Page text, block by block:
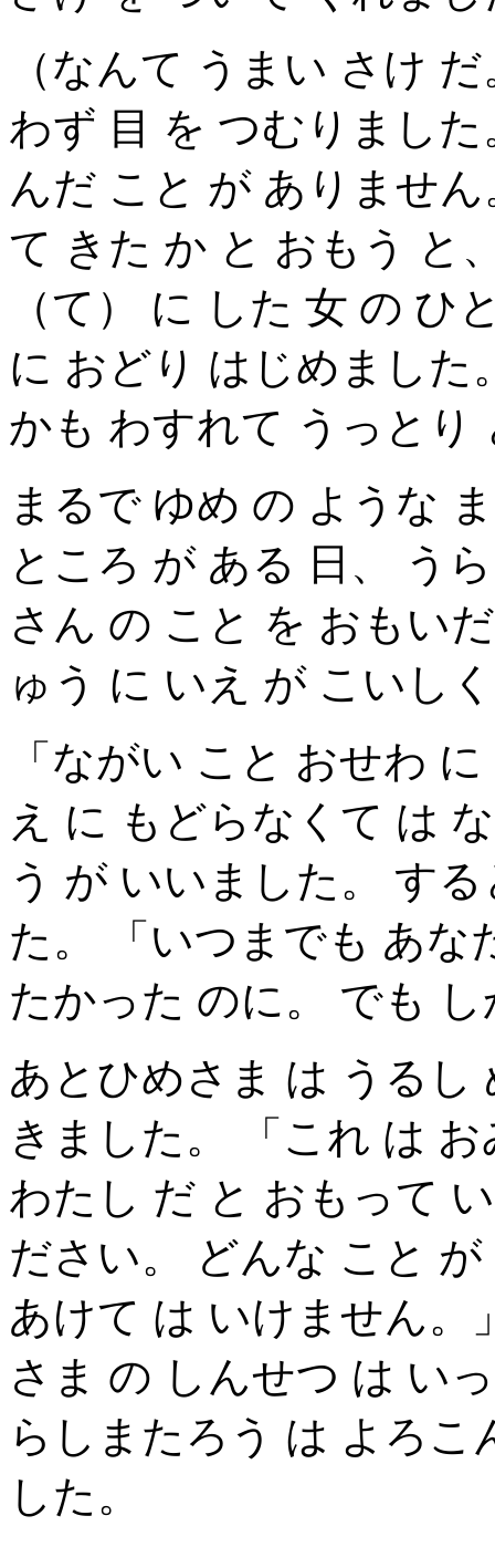
（なんて うまい さけ
わず 目 を つむりまし
んだ こと が ありませ
て きた か と おもう と
（て） に した 女 の ひ
に おどり はじめました
かも わすれて うっとり
まるで ゆめ の ような
ところ が ある 日、 う
さん の こと を おもい
ゅう に いえ が こいし
「ながい こと おせわ
え に もどらなくて は
う が いいました。 す
た。 「いつまでも あな
たかった のに。 でも
あとひめさま は うるし
きました。 「これ は
わたし だ と おもって
ださい。 どんな こと
あけて は いけません。
さま の しんせつ は い
らしまたろう は よろ
した。